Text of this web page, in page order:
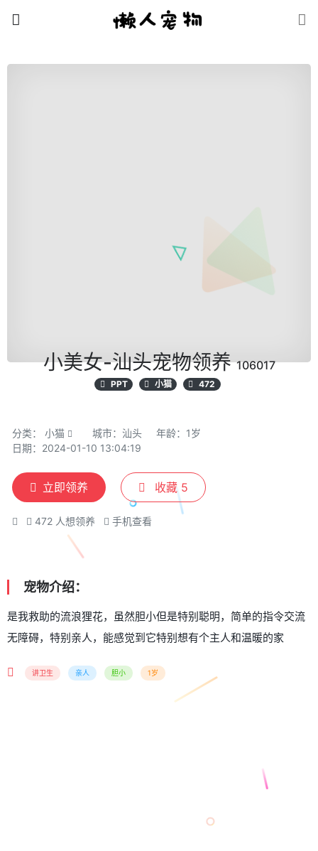
小美女-汕头宠物领养106017
PPT 小猫 472
分类： 小猫 城市：汕头
年龄：1岁
日期：2024-01-10 13:04:19
立即领养 收藏 5
472 人想领养 手机查看
宠物介绍：
是我救助的流浪狸花，虽然胆小但是特别聪明，简单的指令交流
无障碍，特别亲人，能感觉到它特别想有个主人和温暖的家
讲卫生 亲人 胆小 1岁